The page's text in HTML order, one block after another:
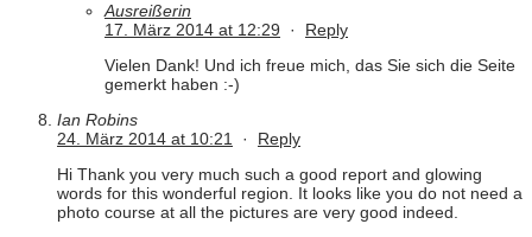
Ausreißerin
17. März 2014 at 12:29 · Reply
Vielen Dank! Und ich freue mich, das Sie sich die Seite
gemerkt haben :-)
Ian Robins
24. März 2014 at 10:21 · Reply
Hi Thank you very much such a good report and glowing
words for this wonderful region. It looks like you do not need a
photo course at all the pictures are very good indeed.